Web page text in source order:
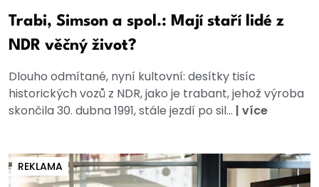
Trabi, Simson a spol.: Mají staří lidé z
NDR věčný život?
Dlouho odmítané, nyní kultovní: desítky tisíc
historických vozů z NDR, jako je trabant, jehož výroba
skončila 30. dubna 1991, stále jezdí po sil... | více
REKLAMA